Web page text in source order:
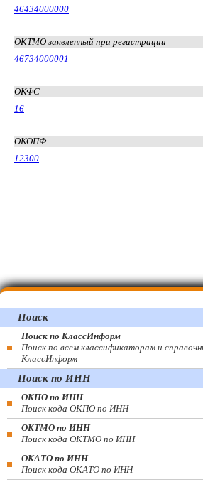
46434000000
ОКТМО заявленный при регистрации
46734000001
ОКФС
16
ОКОПФ
12300
Поиск
Поиск по КлассИнформ
Поиск по всем классификаторам и
КлассИнформ
Поиск по ИНН
ОКПО по ИНН
Поиск кода ОКПО по ИНН
ОКТМО по ИНН
Поиск кода ОКТМО по ИНН
ОКАТО по ИНН
Поиск кода ОКАТО по ИНН